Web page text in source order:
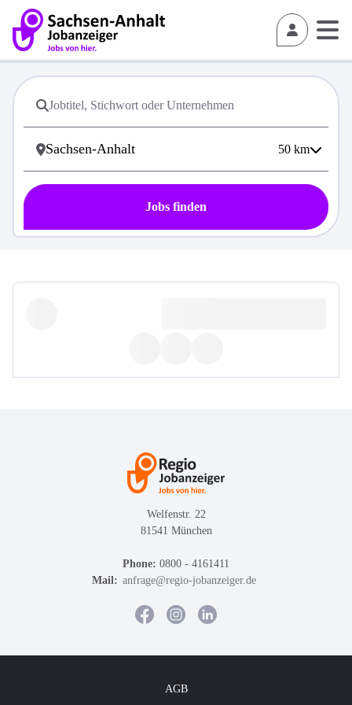
50 km
Jobs finden
Welfenstr. 22
81541 München
Phone: 0800 - 4161411
Mail: anfrage@regio-jobanzeiger.de
AGB